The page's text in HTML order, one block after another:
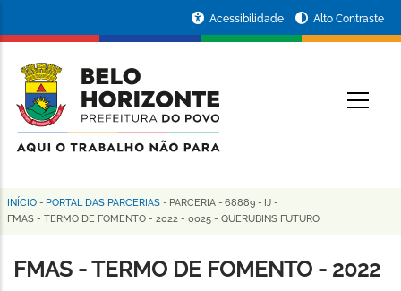
conteúdo
principal
da
Prefeitura
de
Horizonte
Acessibilidade Alto Contraste
Trilha
navegação
INÍCIO - PORTAL DAS PARCERIAS - PARCERIA - 68889 - IJ -
FMAS - TERMO DE FOMENTO - 2022 - 0025 - QUERUBINS FUTURO
FMAS - TERMO DE FOMENTO - 2022